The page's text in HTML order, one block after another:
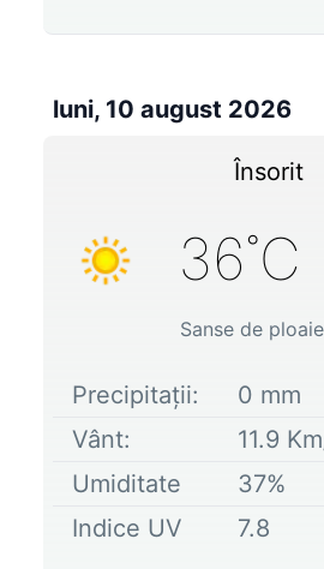
luni, 10 august 2026
Însorit
36˚C
Sanse de
Precipitații: 0 mm
Vânt:
11.9
Umiditate
37%
Indice UV
7.8